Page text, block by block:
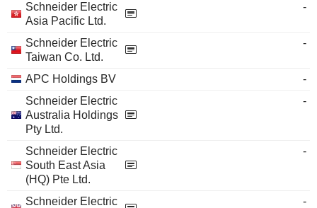
Schneider Electric
Asia Pacific Ltd.
-
Schneider Electric
Taiwan Co. Ltd.
-
APC Holdings BV
-
Schneider Electric
Australia Holdings
Pty Ltd.
-
Schneider Electric
South East Asia
(HQ) Pte Ltd.
-
Schneider Electric
-